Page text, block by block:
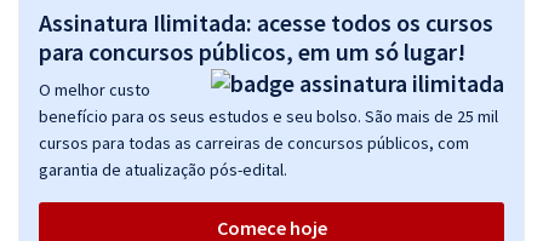
Assinatura Ilimitada: acesse todos os cursos
para concursos públicos, em um só lugar!
O melhor custo
benefício para os seus estudos e seu bolso. São mais de 25 mil
cursos para todas as carreiras de concursos públicos, com
garantia de atualização pós-edital.
Comece hoje